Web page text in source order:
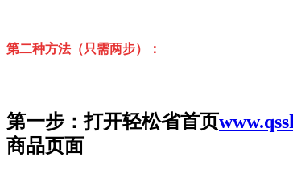
第二种方法（只需两步）：
第一步：打开轻松省首页
商品页面